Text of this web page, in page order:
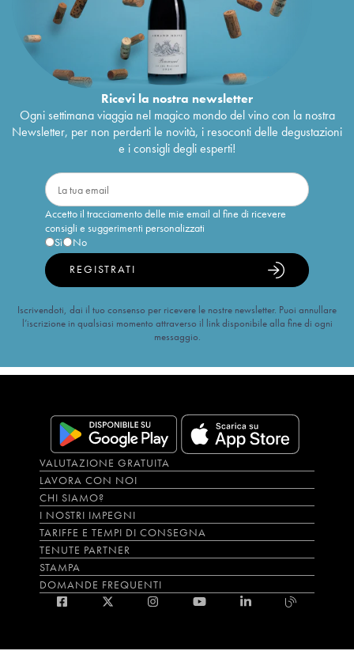
Ricevi la nostra newsletter
Ogni settimana viaggia nel magico mondo del vino con la nostra
Newsletter, per non perderti le novità, i resoconti delle degustazioni
e i consigli degli esperti!
Accetto il tracciamento delle mie email al fine di ricevere
consigli e suggerimenti personalizzati
Sì
No
REGISTRATI
Iscrivendoti, dai il tuo consenso per ricevere le nostre newsletter. Puoi annullare
l’iscrizione in qualsiasi momento attraverso il link disponibile alla fine di ogni
messaggio.
VALUTAZIONE GRATUITA
LAVORA CON NOI
CHI SIAMO?
I NOSTRI IMPEGNI
TARIFFE E TEMPI DI CONSEGNA
TENUTE PARTNER
STAMPA
DOMANDE FREQUENTI